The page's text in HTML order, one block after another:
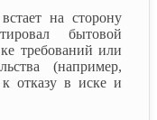
на сторону
бытовой
требований или
(например,
отказу в иске и